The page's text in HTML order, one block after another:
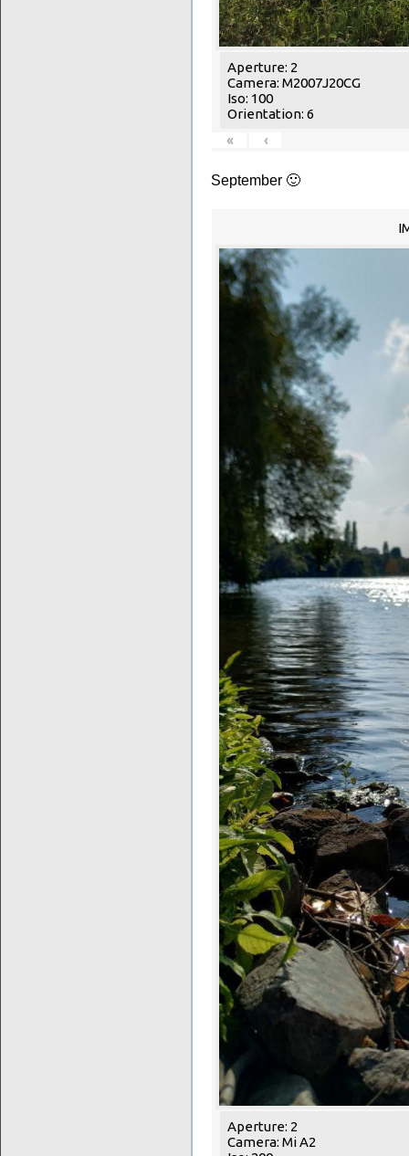
Aperture: 2
Camera: M2007J20CG
Iso: 100
Orientation: 6
«
‹
September 🙂
Aperture: 2
Camera: Mi A2